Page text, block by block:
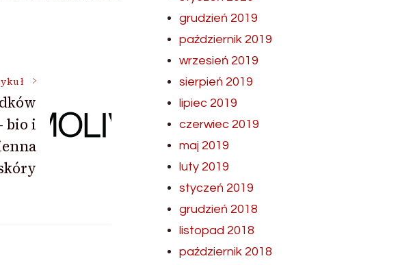
bio i
grudzień 2019
październik 2019
wrzesień 2019
sierpień 2019
lipiec 2019
czerwiec 2019
maj 2019
luty 2019
styczeń 2019
grudzień 2018
listopad 2018
październik 2018